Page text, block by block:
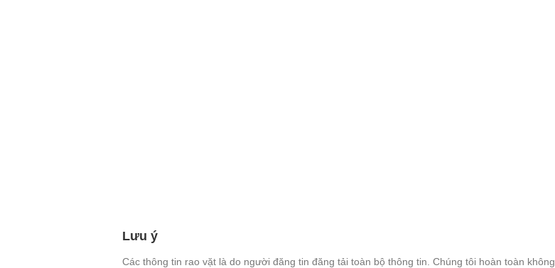
Lưu ý
Các thông tin rao vặt là do người đăng tin đăng tải toàn bộ thông tin. Chúng tôi hoàn toàn không